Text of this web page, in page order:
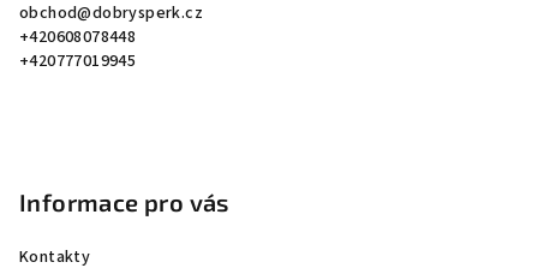
obchod@dobrysperk.cz
+420608078448
+420777019945
Informace pro vás
Kontakty